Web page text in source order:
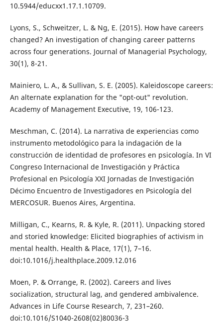
10.5944/educxx1.17.1.10709.
Lyons, S., Schweitzer, L. & Ng, E. (2015). How have careers
changed? An investigation of changing career patterns
across four generations. Journal of Managerial Psychology,
30(1), 8-21.
Mainiero, L. A., & Sullivan, S. E. (2005). Kaleidoscope careers:
An alternate explanation for the "opt-out" revolution.
Academy of Management Executive, 19, 106-123.
Meschman, C. (2014). La narrativa de experiencias como
instrumento metodológico para la indagación de la
construcción de identidad de profesores en psicología. In VI
Congreso Internacional de Investigación y Práctica
Profesional en Psicología XXI Jornadas de Investigación
Décimo Encuentro de Investigadores en Psicología del
MERCOSUR. Buenos Aires, Argentina.
Milligan, C., Kearns, R. & Kyle, R. (2011). Unpacking stored
and storied knowledge: Elicited biographies of activism in
mental health. Health & Place, 17(1), 7–16.
doi:10.1016/j.healthplace.2009.12.016
Moen, P. & Orrange, R. (2002). Careers and lives
socialization, structural lag, and gendered ambivalence.
Advances in Life Course Research, 7, 231–260.
doi:10.1016/S1040-2608(02)80036-3